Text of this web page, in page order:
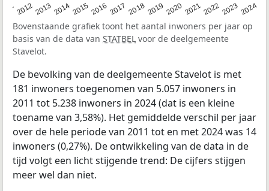
201220132014201520162017 20182019 20202021202220232024
Bovenstaande grafiek toont het aantal inwoners per jaar op
basis van de data van STATBEL voor de deelgemeente
Stavelot.
De bevolking van de deelgemeente Stavelot is met
181 inwoners toegenomen van 5.057 inwoners in
2011 tot 5.238 inwoners in 2024 (dat is een kleine
toename van 3,58%). Het gemiddelde verschil per jaar
over de hele periode van 2011 tot en met 2024 was 14
inwoners (0,27%). De ontwikkeling van de data in de
tijd volgt een licht stijgende trend: De cijfers stijgen
meer wel dan niet.